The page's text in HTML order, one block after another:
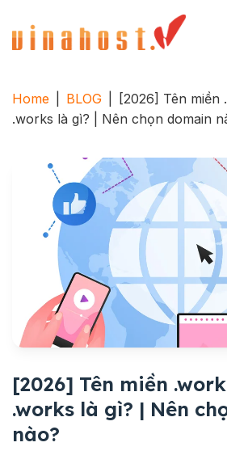
content
Home BLOG
[2026] Tên miền
.works là gì? | Nên chọn domain
[2026] Tên miền
.works là gì? | Nên
nào?